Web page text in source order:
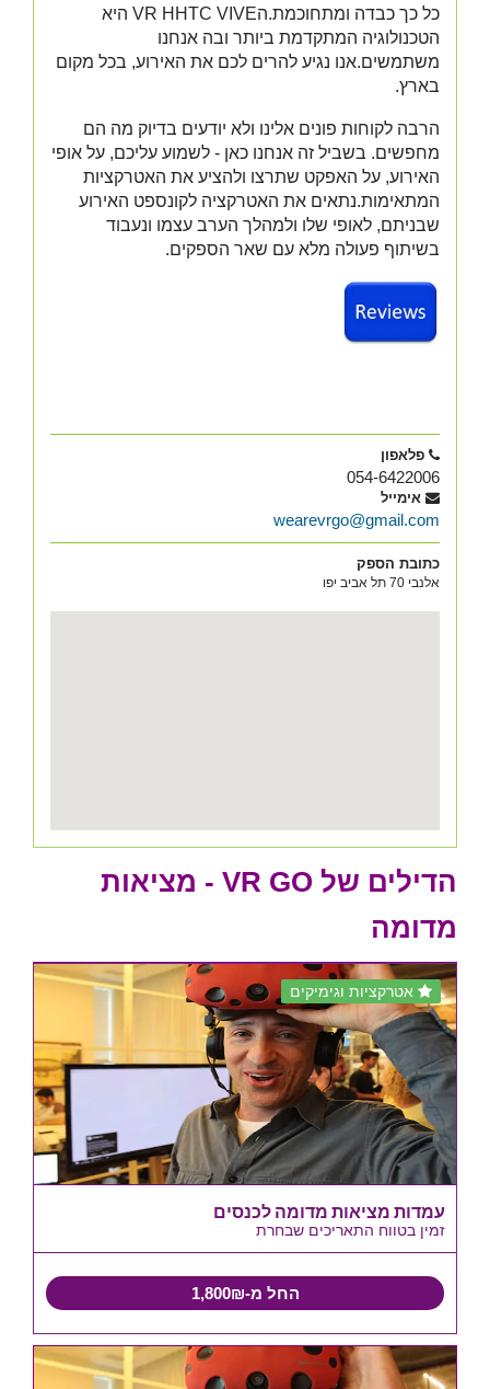
כל כך כבדה ומתחוכמת.
הVR HHTC VIVE היא
הטכנולוגיה המתקדמת ביותר ובה אנחנו
משתמשים.אנו נגיע להרים לכם את האירוע, בכל מקום
בארץ.
הרבה לקוחות פונים אלינו ולא יודעים בדיוק מה הם
מחפשים. בשביל זה אנחנו כאן - לשמוע עליכם, על אופי
האירוע, על האפקט שתרצו ולהציע את האטרקציות
המתאימות.נתאים את האטרקציה לקונספט האירוע
שבניתם, לאופי שלו ולמהלך הערב עצמו ונעבוד
בשיתוף פעולה מלא עם שאר הספקים.
פלאפון
054-6422006
אימייל
wearevrgo@gmail.com
כתובת הספק
אלנבי 70 תל אביב יפו
הדילים של VR GO - מציאות
מדומה
אטרקציות וגימיקים
עמדות מציאות מדומה לכנסים
זמין בטווח התאריכים שבחרת
החל מ-1,800₪